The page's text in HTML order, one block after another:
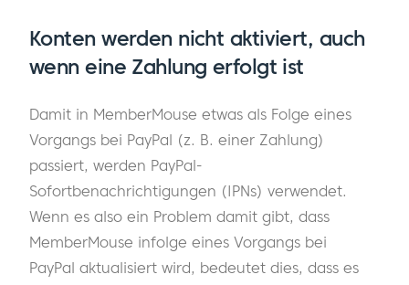
Konten werden nicht aktiviert, auch
wenn eine Zahlung erfolgt ist
Damit in MemberMouse etwas als Folge eines
Vorgangs bei PayPal (z. B. einer Zahlung)
passiert, werden PayPal-
Sofortbenachrichtigungen (IPNs) verwendet.
Wenn es also ein Problem damit gibt, dass
MemberMouse infolge eines Vorgangs bei
PayPal aktualisiert wird, bedeutet dies, dass es